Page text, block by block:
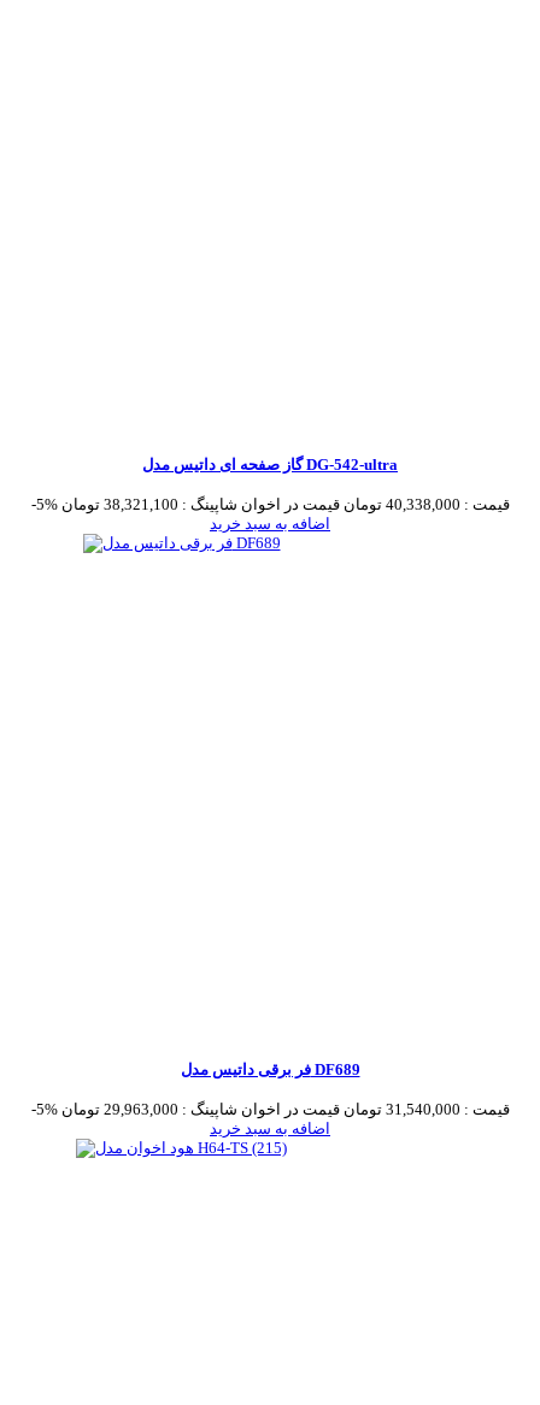
گاز صفحه ای داتیس مدل DG-542-ultra
-5% قیمت : 40,338,000 تومان قیمت در اخوان شاپینگ : 38,321,100 تومان
اضافه به سبد خرید
فر برقی داتیس مدل DF689
-5% قیمت : 31,540,000 تومان قیمت در اخوان شاپینگ : 29,963,000 تومان
اضافه به سبد خرید